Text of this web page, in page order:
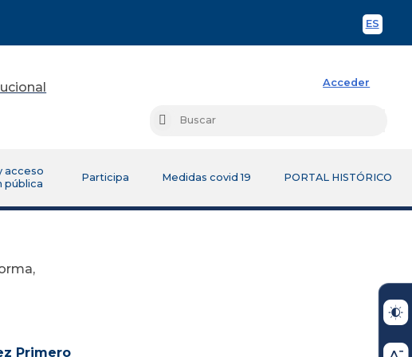
ES
Acceder
Buscar
acceso
pública
Participa Medidas covid 19 PORTAL HISTÓRICO
Primero